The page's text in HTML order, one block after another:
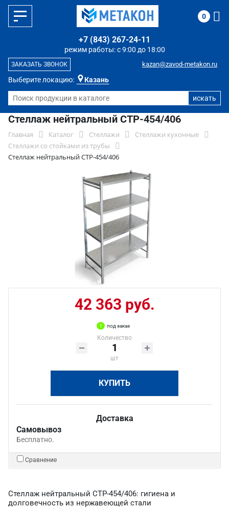
Выберите локацию: Казань
режим работы: с 9:00 до 18:00
+7 (843) 267-24-11
kazan@zavod-metakon.ru
ЗАКАЗАТЬ ЗВОНОК
0
Стеллаж нейтральный СТР-454/406
Главная Каталог Стеллажи
Стеллажи кухонные
Стеллажи со стойками из трубы
Стеллаж нейтральный СТР-454/406
42 363 руб.
под заказ
Количество
шт
КУПИТЬ
Доставка
Самовывоз
Бесплатно.
Сравнение
Стеллаж нейтральный СТР-454/406: гигиена и
долговечность из нержавеющей стали